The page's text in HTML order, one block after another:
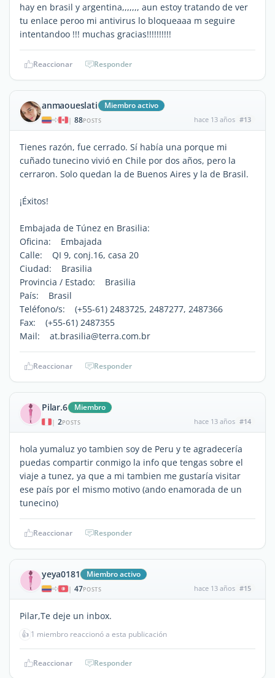
hay en brasil y argentina,,,,,,, aun estoy tratando de ver
tu enlace peroo mi antivirus lo bloqueaaa m seguire
intentandoo !!! muchas gracias!!!!!!!!!!
Reaccionar Responder
anmaoueslati Miembro activo
| 88POSTS hace 13 años #13
Tienes razón, fue cerrado. Sí había una porque mi
cuñado tunecino vivió en Chile por dos años, pero la
cerraron. Solo quedan la de Buenos Aires y la de Brasil.
¡Éxitos!
Embajada de Túnez en Brasilia:
Oficina: Embajada
Calle: QI 9, conj.16, casa 20
Ciudad: Brasilia
Provincia / Estado: Brasilia
País: Brasil
Teléfono/s: (+55-61) 2483725, 2487277, 2487366
Fax: (+55-61) 2487355
Mail: at.brasilia@terra.com.br
Reaccionar Responder
Pilar.6 Miembro
| 2POSTS hace 13 años #14
hola yumaluz yo tambien soy de Peru y te agradecería
puedas compartir conmigo la info que tengas sobre el
viaje a tunez, ya que a mi tambien me gustaría visitar
ese país por el mismo motivo (ando enamorada de un
tunecino)
Reaccionar Responder
yeya0181 Miembro activo
| 47POSTS hace 13 años #15
Pilar,Te deje un inbox.
👍 1 miembro reaccionó a esta publicación
Reaccionar Responder